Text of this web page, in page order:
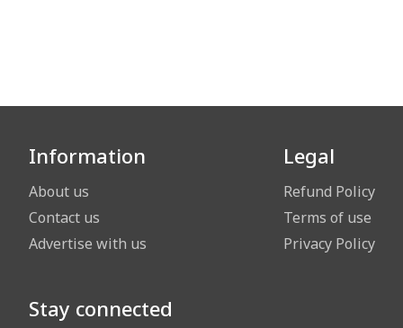
Information
About us
Contact us
Advertise with us
Legal
Refund Policy
Terms of use
Privacy Policy
Stay connected